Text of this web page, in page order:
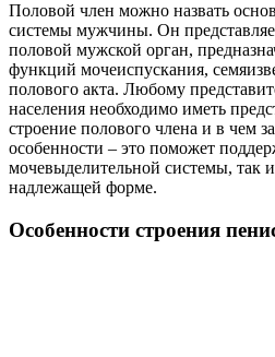
Половой член можно назвать
системы мужчины. Он
половой мужской орган,
функций мочеиспускания,
полового акта. Любому
населения необходимо иметь
строение полового члена и в чем
особенности – это поможет
мочевыделительной системы, так
надлежащей форме.
Особенности строения